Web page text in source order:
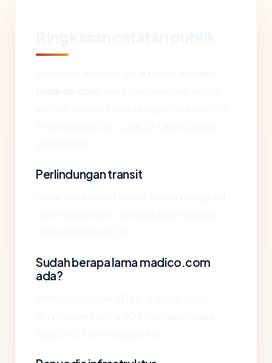
Perlindungan transit
Sudah berapa lama madico.com
ada?